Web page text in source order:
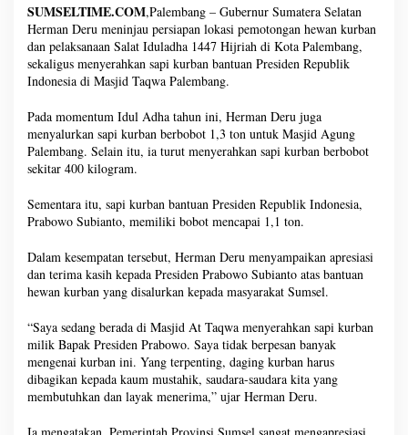
SUMSELTIME.COM,Palembang – Gubernur Sumatera Selatan
Herman Deru meninjau persiapan lokasi pemotongan hewan kurban
dan pelaksanaan Salat Iduladha 1447 Hijriah di Kota Palembang,
sekaligus menyerahkan sapi kurban bantuan Presiden Republik
Indonesia di Masjid Taqwa Palembang.
Pada momentum Idul Adha tahun ini, Herman Deru juga
menyalurkan sapi kurban berbobot 1,3 ton untuk Masjid Agung
Palembang. Selain itu, ia turut menyerahkan sapi kurban berbobot
sekitar 400 kilogram.
Sementara itu, sapi kurban bantuan Presiden Republik Indonesia,
Prabowo Subianto, memiliki bobot mencapai 1,1 ton.
Dalam kesempatan tersebut, Herman Deru menyampaikan apresiasi
dan terima kasih kepada Presiden Prabowo Subianto atas bantuan
hewan kurban yang disalurkan kepada masyarakat Sumsel.
“Saya sedang berada di Masjid At Taqwa menyerahkan sapi kurban
milik Bapak Presiden Prabowo. Saya tidak berpesan banyak
mengenai kurban ini. Yang terpenting, daging kurban harus
dibagikan kepada kaum mustahik, saudara-saudara kita yang
membutuhkan dan layak menerima,” ujar Herman Deru.
Ia mengatakan, Pemerintah Provinsi Sumsel sangat mengapresiasi